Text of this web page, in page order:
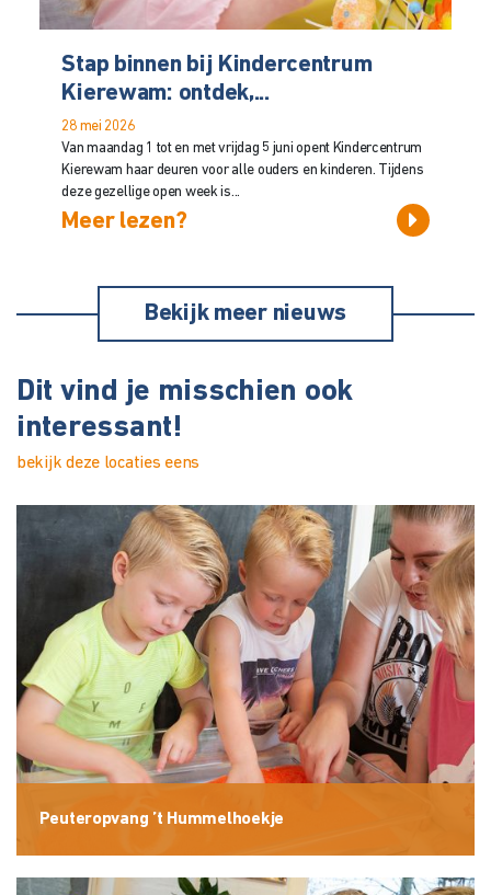
Stap binnen bij Kindercentrum
Kierewam: ontdek,...
28 mei 2026
Van maandag 1 tot en met vrijdag 5 juni opent Kindercentrum
Kierewam haar deuren voor alle ouders en kinderen. Tijdens
deze gezellige open week is...
Meer lezen?
Bekijk meer nieuws
Dit vind je misschien ook
interessant!
bekijk deze locaties eens
Peuteropvang ’t Hummelhoekje